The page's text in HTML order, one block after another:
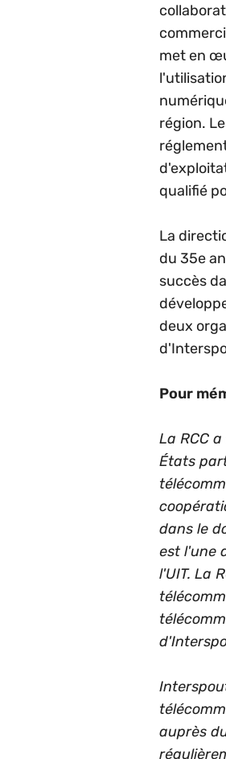
met en
région.
qualifié
La
du 35e
succès
deux
Pour
La RCC
États
dans le
est l'une
l'UIT. La
auprès